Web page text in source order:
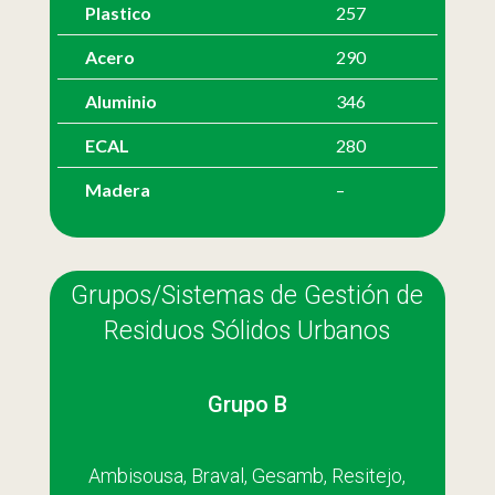
Plastico 257
Acero 290
Aluminio 346
ECAL 280
Madera –
Grupos/Sistemas de Gestión de
Residuos Sólidos Urbanos
Grupo B
Ambisousa, Braval, Gesamb, Resitejo,